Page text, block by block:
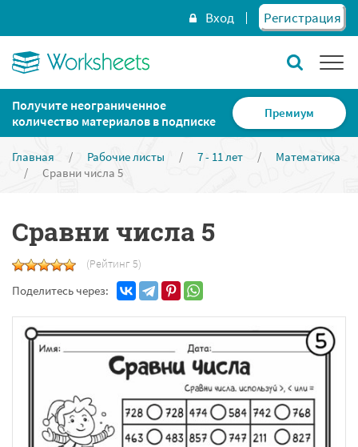
Вход Регистрация
Получите неограниченное
количество материалов в подписке
Премиум
Главная / Рабочие листы / 7 - 11 лет /
Математика
/
Сравни числа 5
Сравни числа 5
(Рейтинг 5)
Поделитесь через: